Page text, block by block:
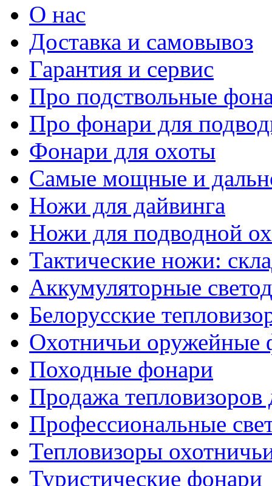
О нас
Доставка и самовывоз
Гарантия и сервис
Про подствольные
Про фонари для
Фонари для охоты
Самые мощные и
Ножи для дайвинга
Ножи для подводной
Тактические ножи:
Аккумуляторные
Белорусские
Охотничьи оружейные
Походные фонари
Продажа тепловизоров
Профессиональные
Тепловизоры
Туристические фонари